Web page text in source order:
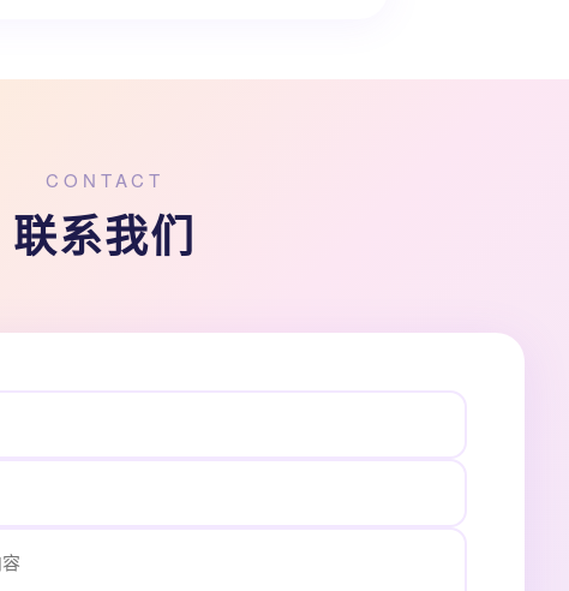
CONTACT
联系我们